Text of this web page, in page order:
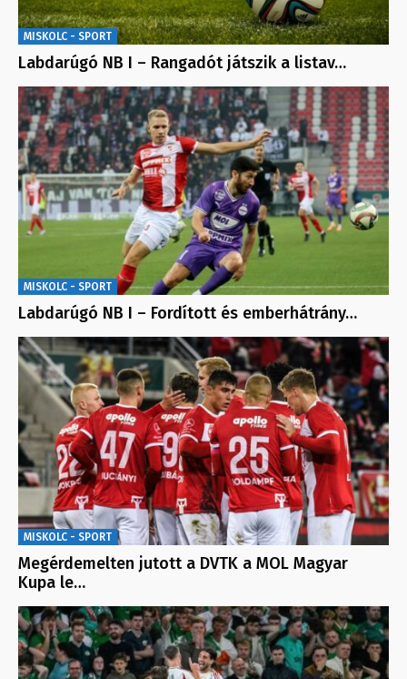
MISKOLC - SPORT
Labdarúgó NB I – Rangadót játszik a listav…
MISKOLC - SPORT
Labdarúgó NB I – Fordított és emberhátrány…
MISKOLC - SPORT
Megérdemelten jutott a DVTK a MOL Magyar
Kupa le…